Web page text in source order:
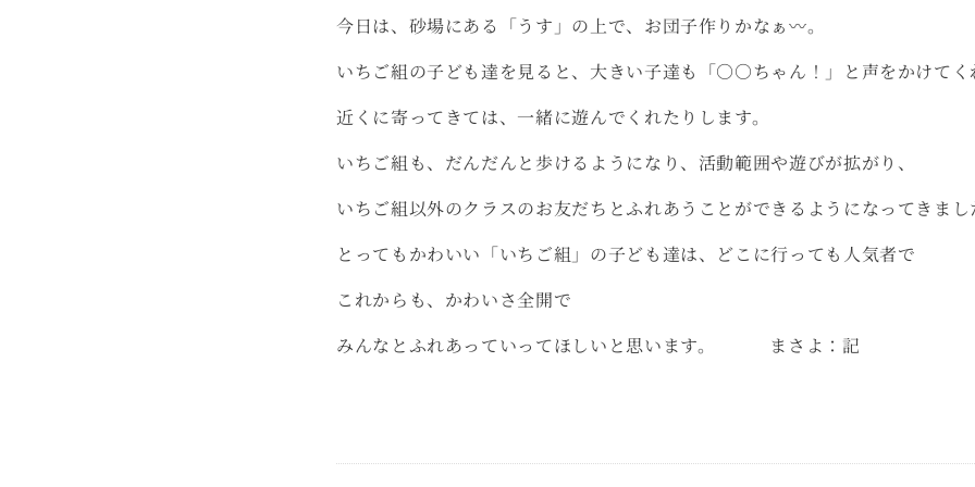
今日は、砂場にある「うす」の上で、お団子作りかなぁ〰。
いちご組の子ども達を見ると、大きい子達も「○○ちゃん！」と声をかけてく
近くに寄ってきては、一緒に遊んでくれたりします。
いちご組も、だんだんと歩けるようになり、活動範囲や遊びが拡がり、
いちご組以外のクラスのお友だちとふれあうことができるようになってきまし
とってもかわいい「いちご組」の子ども達は、どこに行っても人気者で
これからも、かわいさ全開で
みんなとふれあっていってほしいと思います。 まさよ：記